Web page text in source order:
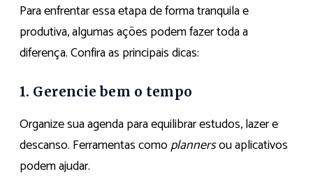
Para enfrentar essa etapa de forma tranquila e
produtiva, algumas ações podem fazer toda a
diferença. Confira as principais dicas:
1. Gerencie bem o tempo
Organize sua agenda para equilibrar estudos, lazer e
descanso. Ferramentas comoplannersou aplicativos
podem ajudar.